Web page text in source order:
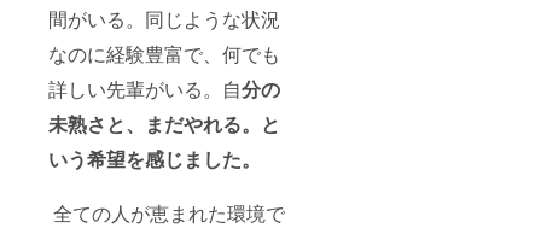
間がいる。同じような状況
なのに経験豊富で、何でも
詳しい先輩がいる。自分の
未熟さと、まだやれる。と
いう希望を感じました。
全ての人が恵まれた環境で